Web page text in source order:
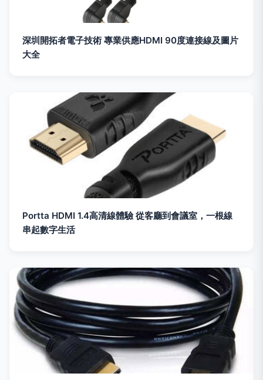
深圳開拓者電子技術 專業供應HDMI 90度連接線及圖片
大全
Portta HDMI 1.4高清線體驗 從客廳到會議室，一根線
串起數字生活